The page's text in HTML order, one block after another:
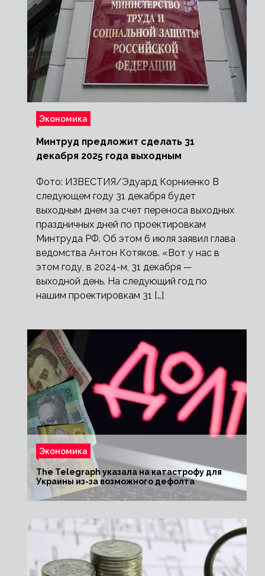
Экономика
Минтруд предложит сделать 31
декабря 2025 года выходным
Фото: ИЗВЕСТИЯ/Эдуард Корниенко В
следующем году 31 декабря будет
выходным днем за счет переноса выходных
праздничных дней по проектировкам
Минтруда РФ. Об этом 6 июля заявил глава
ведомства Антон Котяков. «Вот у нас в
этом году, в 2024-м, 31 декабря —
выходной день. На следующий год по
нашим проектировкам 31 […]
Экономика
The Telegraph указала на катастрофу для
Украины из-за возможного дефолта